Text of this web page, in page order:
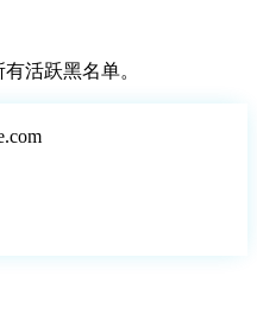
活跃黑名单。